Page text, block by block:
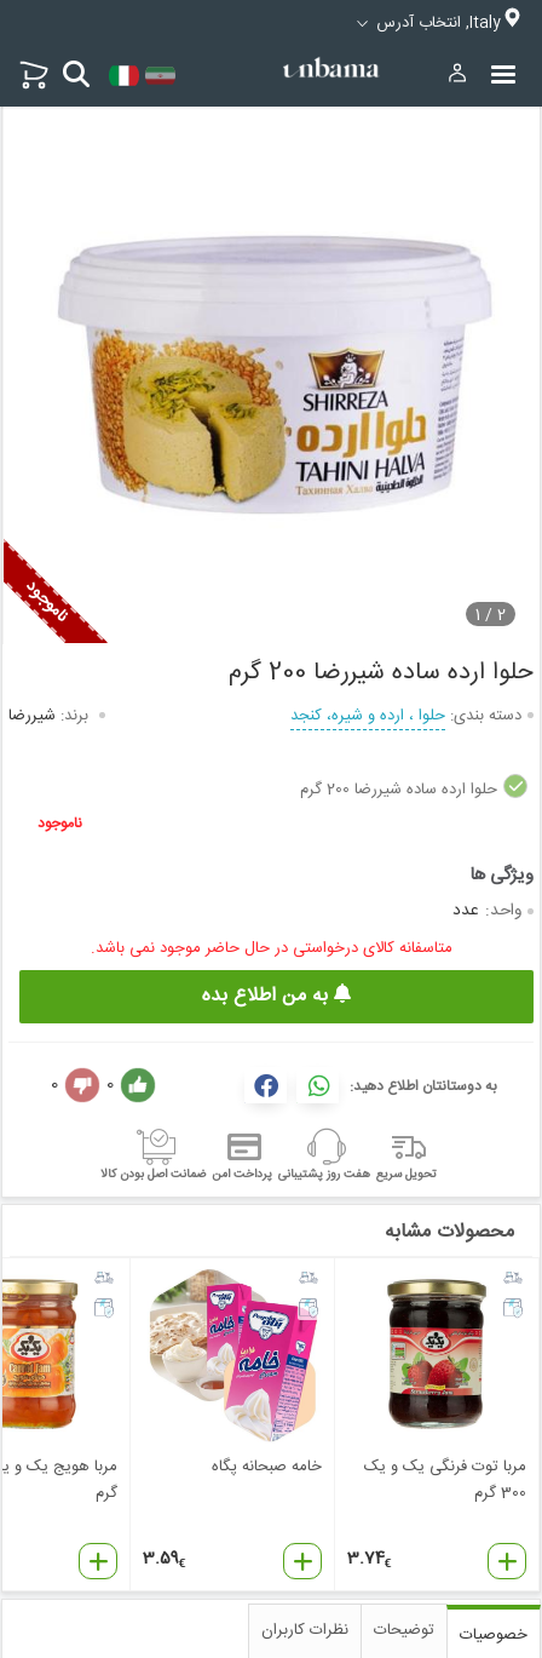
Italy, انتخاب آدرس
2 /
1
حلوا ارده ساده شیررضا 200 گرم
دسته بندی: حلوا ، ارده و شیره، کنجد برند: شیررضا
حلوا ارده ساده شیررضا 200 گرم
ناموجود
واحد: عدد
متاسفانه کالای درخواستی در حال حاضر موجود نمی باشد.
به من اطلاع بده
به دوستانتان اطلاع دهید: 0
0
تحویل سریع هفت روز پشتیبانی پرداخت امن ضمانت اصل بودن کالا
محصولات مشابه
مربا توت فرنگی یک و یک
300 گرم
3.74€
خامه صبحانه پگاه
3.59€
گرم
خصوصیات توضیحات نظرات کاربران